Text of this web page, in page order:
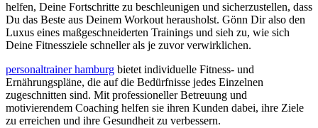
helfen, Deine Fortschritte zu beschleunigen und sicherzustellen, dass
Du das Beste aus Deinem Workout herausholst. Gönn Dir also den
Luxus eines maßgeschneiderten Trainings und sieh zu, wie sich
Deine Fitnessziele schneller als je zuvor verwirklichen.
personaltrainer hamburg bietet individuelle Fitness- und
Ernährungspläne, die auf die Bedürfnisse jedes Einzelnen
zugeschnitten sind. Mit professioneller Betreuung und
motivierendem Coaching helfen sie ihren Kunden dabei, ihre Ziele
zu erreichen und ihre Gesundheit zu verbessern.